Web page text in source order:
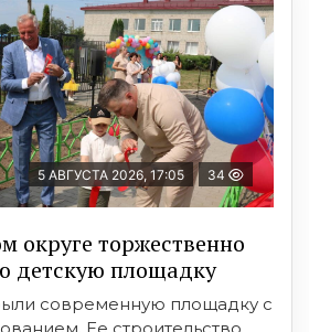
5 АВГУСТА 2026, 17:05 34
округе торжественно
детскую площадку
современную площадку с
Ее строительство